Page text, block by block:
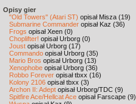
Opisy gier
"Old Towers" (Atari ST) opisał Misza (19)
Submarine Commander opisał Kaz (36)
Frogs opisał Xeen (0)
Choplifter! opisał Urborg (0)
Joust opisał Urborg (17)
Commando opisał Urborg (35)
Mario Bros opisał Urborg (13)
Xenophobe opisał Urborg (36)
Robbo Forever opisał tbxx (16)
Kolony 2106 opisał tbxx (3)
Archon II: Adept opisał Urborg/TDC (9)
Spitfire Ace/Hellcat Ace opisał Farscape (9)